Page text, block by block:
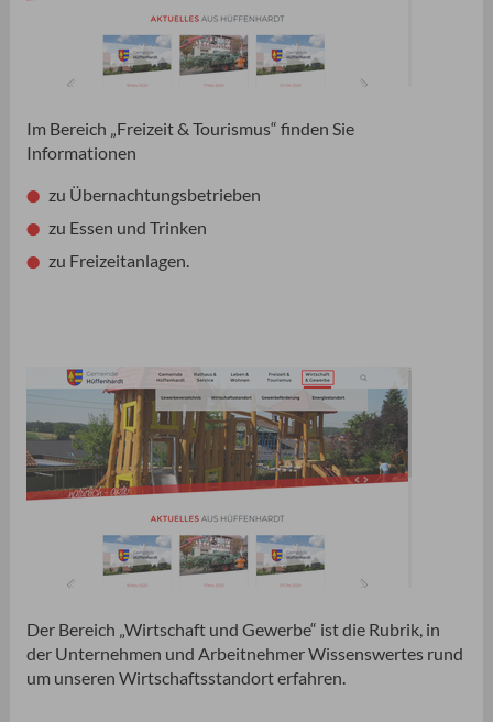
Im Bereich „Freizeit & Tourismus“ finden Sie
Informationen
zu Übernachtungsbetrieben
zu Essen und Trinken
zu Freizeitanlagen.
Der Bereich „Wirtschaft und Gewerbe“ ist die Rubrik, in
der Unternehmen und Arbeitnehmer Wissenswertes rund
um unseren Wirtschaftsstandort erfahren.